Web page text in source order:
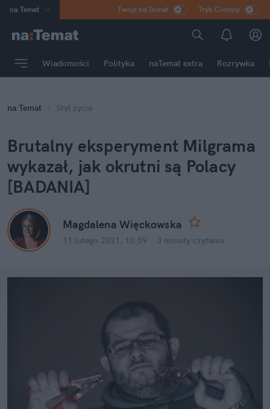
na:Temat
Poland
mama
Rozrywka
Twoje na:Temat Tryb Ciemny
Wiadomości Polityka naTemat extra Rozrywka
na:Temat Styl życia
Brutalny eksperyment Milgrama
wykazał, jak okrutni są Polacy
[BADANIA]
Magdalena Więckowska
11 lutego 2021, 13:59 3 minuty czytania